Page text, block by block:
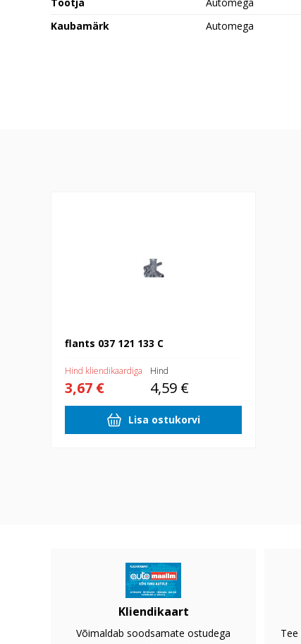
Tootja
Automega
Kaubamärk
Automega
flants 037 121 133 C
Hind kliendikaardiga
3,67 €
Hind
4,59 €
Lisa ostukorvi
Kliendikaart
Võimaldab soodsamate ostudega